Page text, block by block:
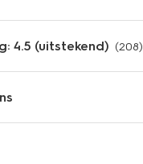
4.5 (uitstekend) (208)